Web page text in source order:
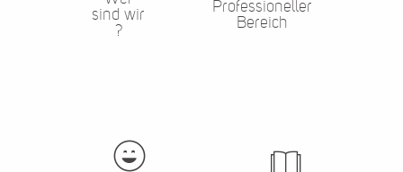
sind wir
?
Professioneller
Bereich